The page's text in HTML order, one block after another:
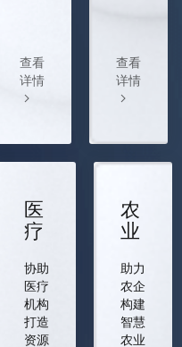
查看
详情
查看
详情
医
疗
协助
医疗
机构
打造
资源
农
业
助力
农企
构建
智慧
农业